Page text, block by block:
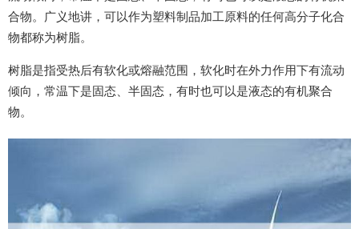
合物。广义地讲，可以作为塑料制品加工原料的任何高分子化合
物都称为树脂。
树脂是指受热后有软化或熔融范围，软化时在外力作用下有流动
倾向，常温下是固态、半固态，有时也可以是液态的有机聚合
物。